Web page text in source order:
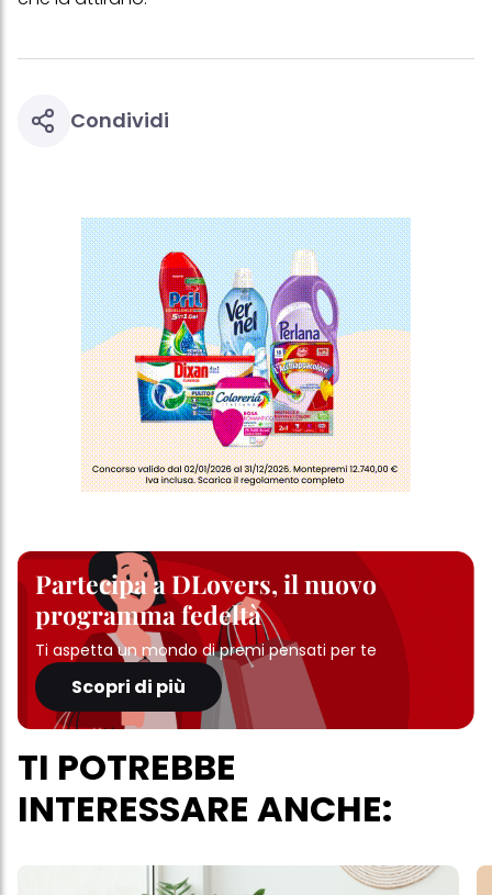
Condividi
Partecipa a DLovers, il nuovo
programma fedeltà
Ti aspetta un mondo di premi pensati per te
Scopri di più
TI POTREBBE
INTERESSARE ANCHE: